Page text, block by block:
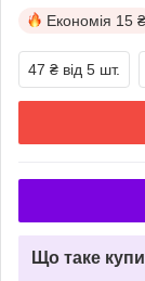
Економія 15 ₴
47 ₴ від 5 шт.
Що таке